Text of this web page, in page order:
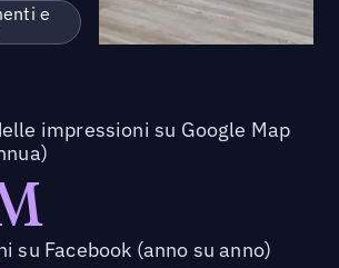
e
impressioni su Google Map
su Facebook (anno su anno)